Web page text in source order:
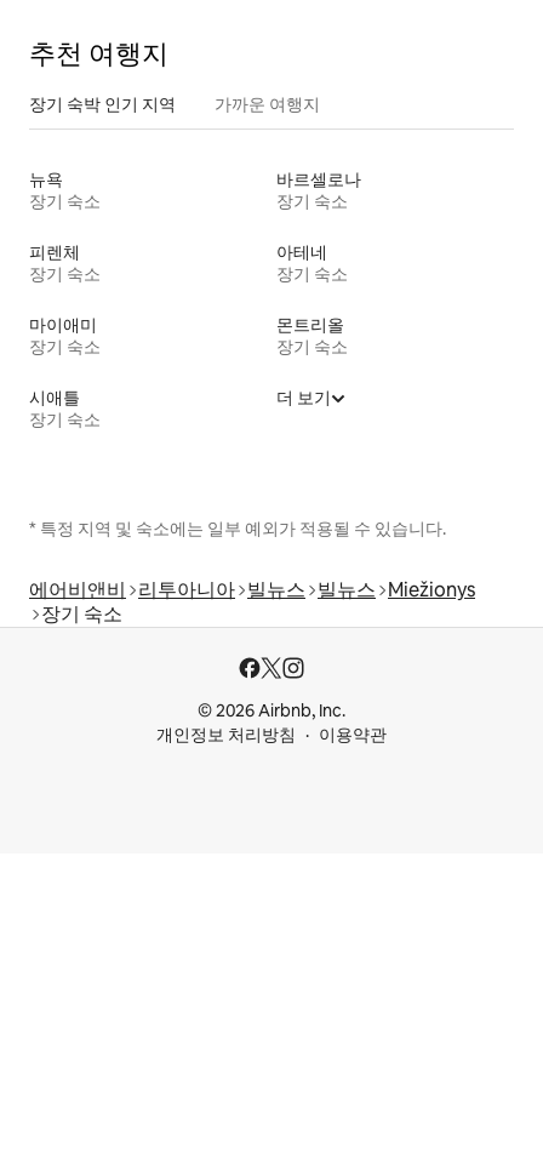
추천 여행지
장기 숙박 인기 지역 가까운 여행지
뉴욕
장기 숙소
바르셀로나
장기 숙소
피렌체
장기 숙소
아테네
장기 숙소
마이애미
장기 숙소
몬트리올
장기 숙소
시애틀
장기 숙소
더 보기
* 특정 지역 및 숙소에는 일부 예외가 적용될 수 있습니다.
에어비앤비 리투아니아 빌뉴스 빌뉴스 Miežionys
장기 숙소
© 2026 Airbnb, Inc.
개인정보 처리방침
이용약관